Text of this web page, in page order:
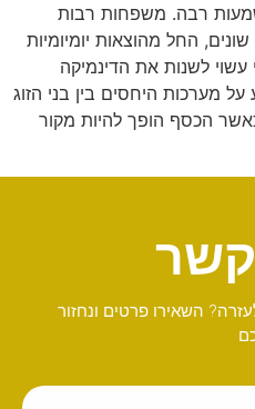
רבה. משפחות רבות
החל מהוצאות יומיומיות
עשוי לשנות את הדינמיקה
מערכות היחסים בין בני הזוג
הכסף הופך להיות מקור
קשר
השאירו פרטים ונחזור